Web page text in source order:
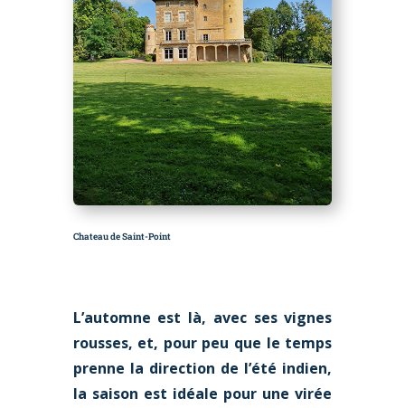
Chateau de Saint-Point
L’automne est là, avec ses vignes
rousses, et, pour peu que le temps
prenne la direction de l’été indien,
la saison est idéale pour une virée